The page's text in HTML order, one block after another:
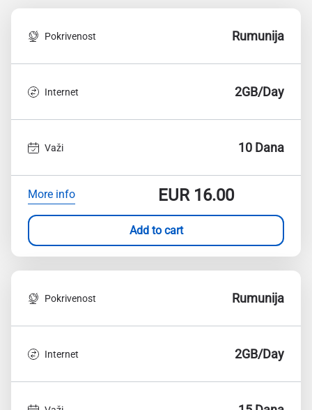
Pokrivenost Rumunija
Internet 2GB/Day
Važi 10 Dana
More info EUR16.00
Add to cart
Pokrivenost Rumunija
Internet 2GB/Day